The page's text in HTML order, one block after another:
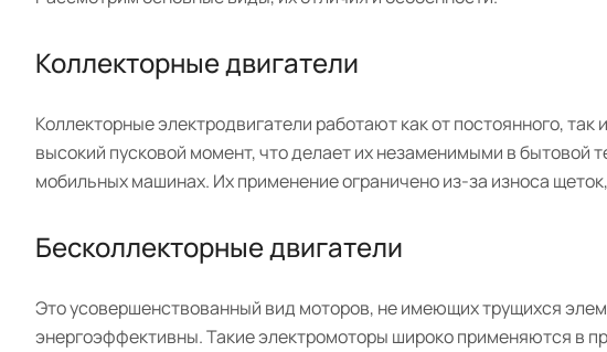
Коллекторные двигатели
Коллекторные электродвигатели работают как от постоянного,
высокий пусковой момент, что делает их незаменимыми в бытовой
мобильных машинах. Их применение ограничено из-за износа
Бесколлекторные двигатели
Это усовершенствованный вид моторов, не имеющих трущихся
энергоэффективны. Такие электромоторы широко применяются в